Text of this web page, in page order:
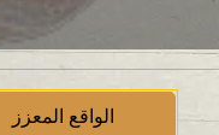
الواقع المعزز